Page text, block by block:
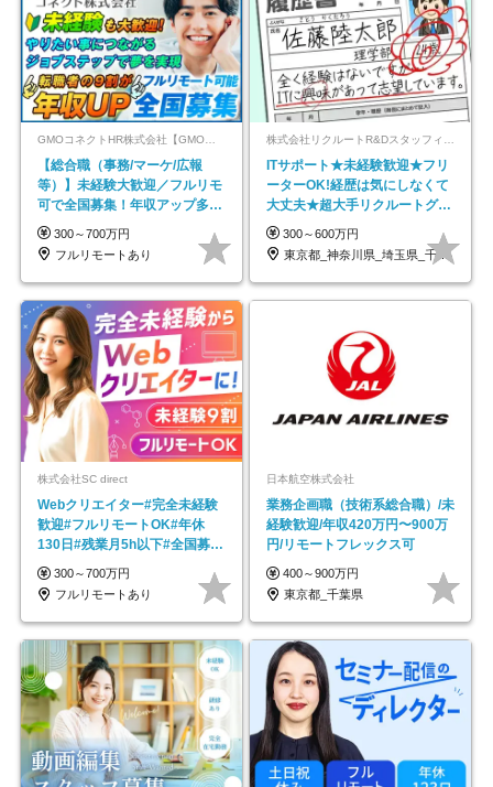
GMOコネクトHR株式会社【GMOインターネットグループ】
【総合職（事務/マーケ/広報
等）】未経験大歓迎／フルリモ
可で全国募集！年収アップ多数
★年休最大130日★
300～700万円
フルリモートあり
ITサポート★未経験歓迎★フリ
ーターOK!経歴は気にしなくて
大丈夫★超大手リクルートグル
ープの正社員/sg
300～600万円
東京都_神奈川県_埼玉県_千葉県_大阪府…
株式会社SC direct
Webクリエイター#完全未経験
歓迎#フルリモートOK#年休
130日#残業月5h以下#全国募集
#最大1年の研修
300～700万円
フルリモートあり
日本航空株式会社
業務企画職（技術系総合職）/未
経験歓迎/年収420万円〜900万
円/リモートフレックス可
400～900万円
東京都_千葉県